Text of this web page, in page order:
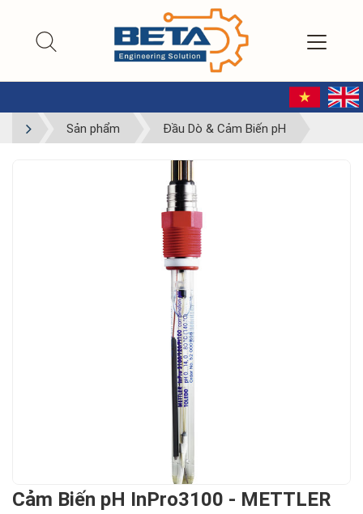
Sản phẩm Đầu Dò & Cảm Biến pH
Cảm Biến pH InPro3100 - METTLER